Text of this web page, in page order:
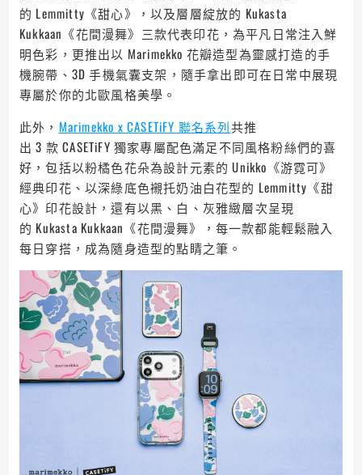
的 Lemmitty《甜心》，以及層層綻放的 Kukasta
Kukkaan《花間漫舞》三款代表印花，為平凡日常注入鮮
明色彩，更推出以 Marimekko 花瓣造型為靈感打造的手
機腕帶、3D 手機氣囊支架，隨手拿出即可在日常中展現
專屬於你的北歐風格美學。
此外， Marimekko x CASETiFY 聯名系列共推
出 3 款 CASETiFY 獨家專屬配色滿足不同風格粉絲們的喜
好，包括以粉橘色花朵為設計元素的 Unikko《游霓可》
經典印花、以深綠底色襯托奶油白花型的 Lemmitty《甜
心》印花設計，還有以黑、白、灰雅緻層次呈現
的 Kukasta Kukkaan《花間漫舞》，每一款都能輕鬆融入
每日穿搭，成為隨身造型的點睛之筆。